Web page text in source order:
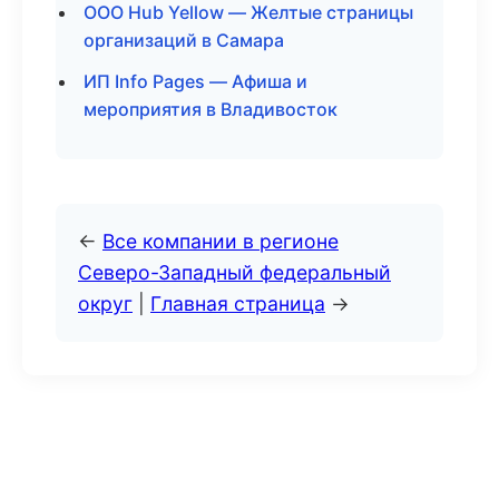
ООО Hub Yellow — Желтые страницы
организаций в Самара
ИП Info Pages — Афиша и
мероприятия в Владивосток
← Все компании в регионе
Северо-Западный федеральный
округ
Главная страница →